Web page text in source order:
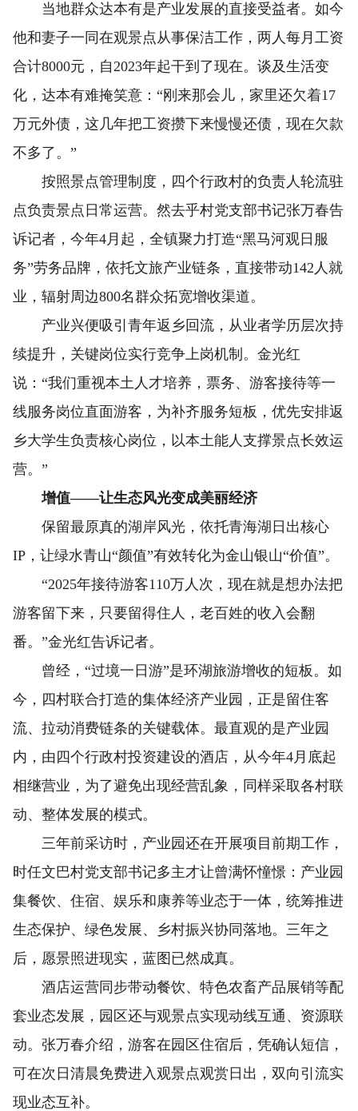
当地群众达本有是产业发展的直接受益者。如今
他和妻子一同在观景点从事保洁工作，两人每月工资
合计8000元，自2023年起干到了现在。谈及生活变
化，达本有难掩笑意：“刚来那会儿，家里还欠着17
万元外债，这几年把工资攒下来慢慢还债，现在欠款
不多了。”
按照景点管理制度，四个行政村的负责人轮流驻
点负责景点日常运营。然去乎村党支部书记张万春告
诉记者，今年4月起，全镇聚力打造“黑马河观日服
务”劳务品牌，依托文旅产业链条，直接带动142人就
业，辐射周边800名群众拓宽增收渠道。
产业兴便吸引青年返乡回流，从业者学历层次持
续提升，关键岗位实行竞争上岗机制。金光红
说：“我们重视本土人才培养，票务、游客接待等一
线服务岗位直面游客，为补齐服务短板，优先安排返
乡大学生负责核心岗位，以本土能人支撑景点长效运
营。”
增值——让生态风光变成美丽经济
保留最原真的湖岸风光，依托青海湖日出核心
IP，让绿水青山“颜值”有效转化为金山银山“价值”。
“2025年接待游客110万人次，现在就是想办法把
游客留下来，只要留得住人，老百姓的收入会翻
番。”金光红告诉记者。
曾经，“过境一日游”是环湖旅游增收的短板。如
今，四村联合打造的集体经济产业园，正是留住客
流、拉动消费链条的关键载体。最直观的是产业园
内，由四个行政村投资建设的酒店，从今年4月底起
相继营业，为了避免出现经营乱象，同样采取各村联
动、整体发展的模式。
三年前采访时，产业园还在开展项目前期工作，
时任文巴村党支部书记多主才让曾满怀憧憬：产业园
集餐饮、住宿、娱乐和康养等业态于一体，统筹推进
生态保护、绿色发展、乡村振兴协同落地。三年之
后，愿景照进现实，蓝图已然成真。
酒店运营同步带动餐饮、特色农畜产品展销等配
套业态发展，园区还与观景点实现动线互通、资源联
动。张万春介绍，游客在园区住宿后，凭确认短信，
可在次日清晨免费进入观景点观赏日出，双向引流实
现业态互补。